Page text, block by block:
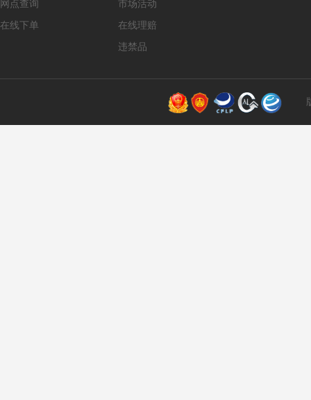
网点查询
在线下单
市场活动
在线理赔
违禁品